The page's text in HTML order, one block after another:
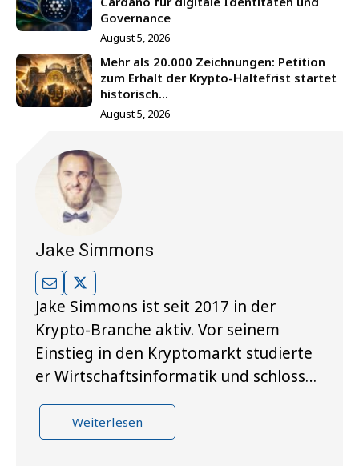
Governance
August 5, 2026
Mehr als 20.000 Zeichnungen: Petition
zum Erhalt der Krypto-Haltefrist startet
historisch...
August 5, 2026
Jake Simmons
Jake Simmons ist seit 2017 in der
Krypto-Branche aktiv. Vor seinem
Einstieg in den Kryptomarkt studierte
er Wirtschaftsinformatik und schloss…
Weiterlesen